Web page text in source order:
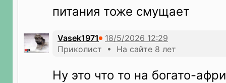
питания тоже смущает
Vasek1971
Приколист • На сайте 8 лет
Ну это что то на богато-